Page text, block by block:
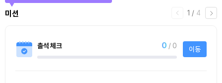
1 / 4
미션
출석 체크 0 / 0 이동